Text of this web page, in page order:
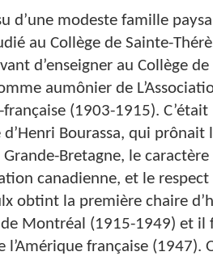
d’une modeste famille
au Collège de Sainte-
d’enseigner au Collège
aumônier de
(1903-1915).
Bourassa, qui prônait
Bretagne, le
canadienne, et le
obtint la première chaire
de Montréal (1915-1949) et il
l’Amérique française (1947).